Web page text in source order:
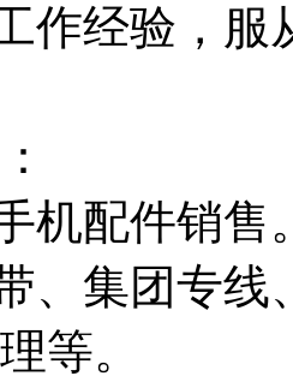
作经验，服
机配件销售
、集团专线
等。